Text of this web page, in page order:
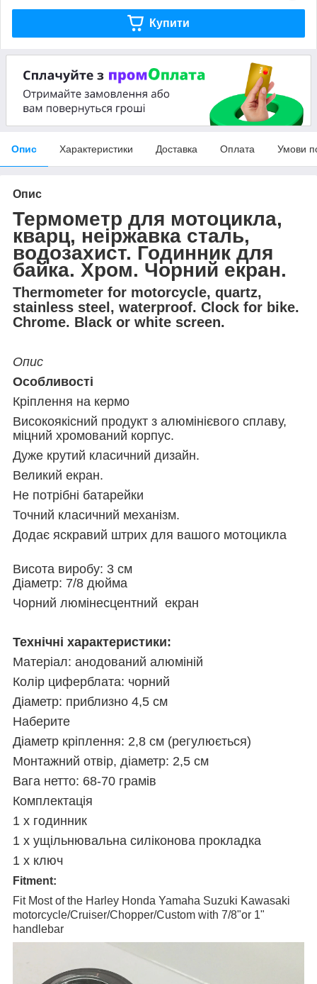
Купити
Опис Характеристики Доставка Оплата Умови
Опис
Термометр для мотоцикла,
кварц, неіржавка сталь,
водозахист. Годинник для
байка. Хром. Чорний екран.
Thermometer for motorcycle, quartz,
stainless steel, waterproof. Clock for bike.
Chrome. Black or white screen.
Опис
Особливості
Кріплення на кермо
Високоякісний продукт з алюмінієвого сплаву,
міцний хромований корпус.
Дуже крутий класичний дизайн.
Великий екран.
Не потрібні батарейки
Точний класичний механізм.
Додає яскравий штрих для вашого мотоцикла
Висота виробу: 3 см
Діаметр: 7/8 дюйма
Чорний люмінесцентний екран
Технічні характеристики:
Матеріал: анодований алюміній
Колір циферблата: чорний
Діаметр: приблизно 4,5 см
Наберите
Діаметр кріплення: 2,8 см (регулюється)
Монтажний отвір, діаметр: 2,5 см
Вага нетто: 68-70 грамів
Комплектація
1 x годинник
1 х ущільнювальна силіконова прокладка
1 x ключ
Fitment:
Fit Most of the Harley Honda Yamaha Suzuki Kawasaki
motorcycle/Cruiser/Chopper/Custom with 7/8"or 1"
handlebar